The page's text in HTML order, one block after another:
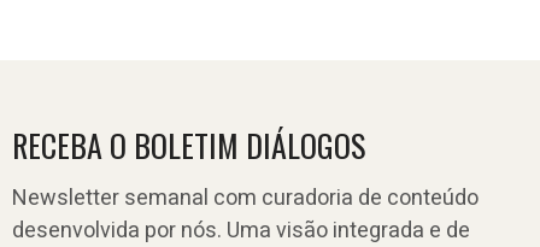
RECEBA O BOLETIM DIÁLOGOS
Newsletter semanal com curadoria de conteúdo
desenvolvida por nós. Uma visão integrada e de